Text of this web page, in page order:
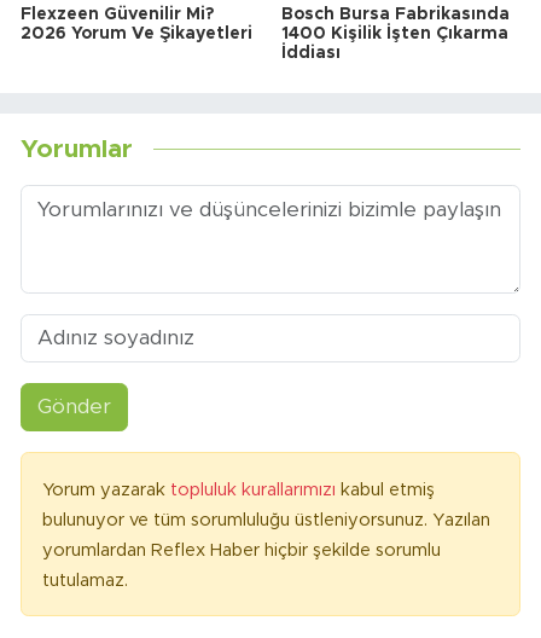
Flexzeen Güvenilir Mi?
2026 Yorum Ve Şikayetleri
Bosch Bursa Fabrikasında
1400 Kişilik İşten Çıkarma
İddiası
Yorumlar
Gönder
Yorum yazarak topluluk kurallarımızı kabul etmiş
bulunuyor ve tüm sorumluluğu üstleniyorsunuz. Yazılan
yorumlardan Reflex Haber hiçbir şekilde sorumlu
tutulamaz.